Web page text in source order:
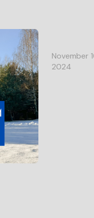
November
2024